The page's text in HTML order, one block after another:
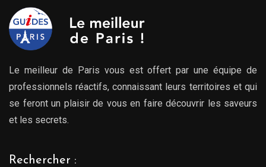
Le meilleur de Paris vous est offert par une équipe de
professionnels réactifs, connaissant leurs territoires et qui
se feront un plaisir de vous en faire découvrir les saveurs
et les secrets.
Rechercher :